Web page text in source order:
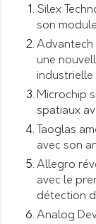
Silex
son module
Advantech
une
industrielle
Microchip
spatiaux
Taoglas
avec son
Allegro
avec le
détection
Analog